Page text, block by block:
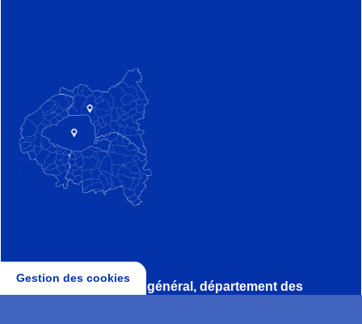
Direction, secrétariat général, département des
Gestion des cookies